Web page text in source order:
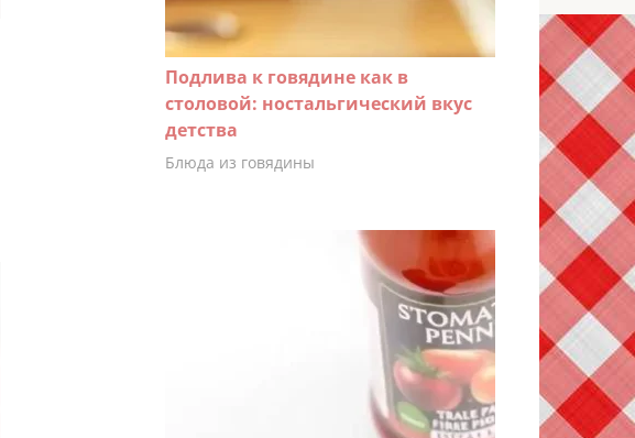
Подлива к говядине как в
столовой: ностальгический вкус
детства
Блюда из говядины